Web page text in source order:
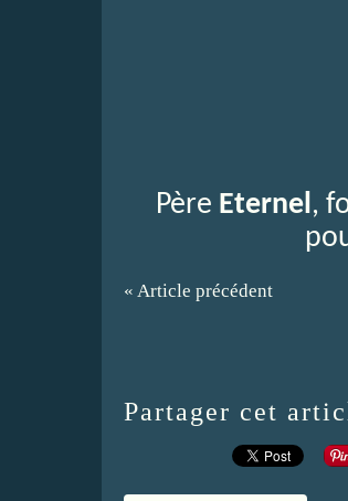
Père Eternel,
« Article précédent
Partager cet